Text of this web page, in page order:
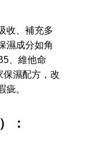
收、補充多
濕成分如角
、維他命
濕配方，改
疵。
：